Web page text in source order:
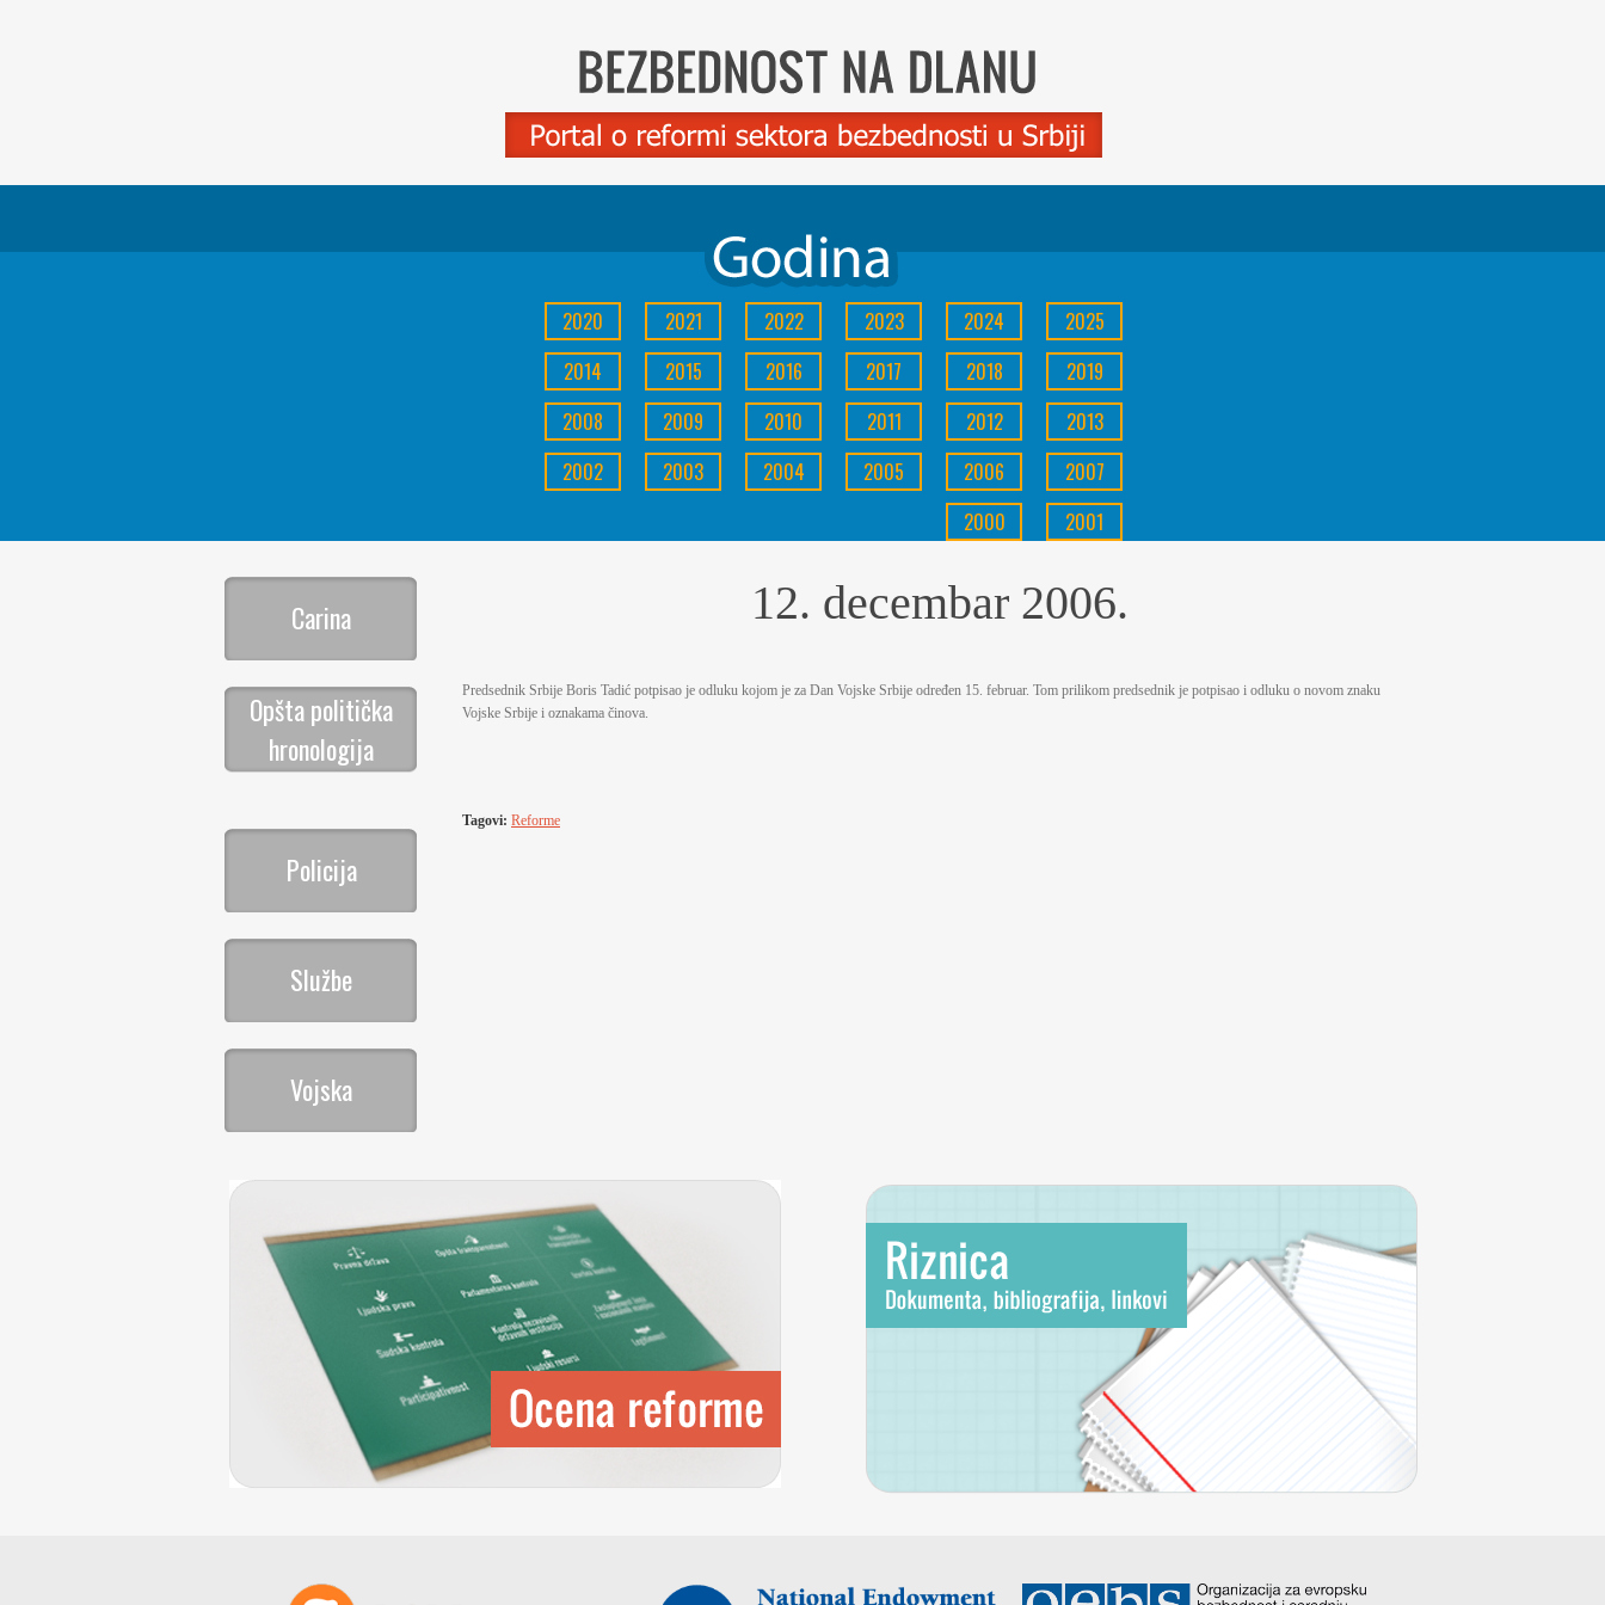
2025
2024
2023
2022
2021
2020
2019
2018
2017
2016
2015
2014
2013
2012
2011
2010
2009
2008
2007
2006
2005
2004
2003
2002
2001
2000
Carina
Opšta politička
hronologija
Policija
Službe
Vojska
12. decembar 2006.
Predsednik Srbije Boris Tadić potpisao je odluku kojom je za Dan Vojske Srbije određen 15. februar. Tom prilikom predsednik je potpisao i odluku o novom znaku
Vojske Srbije i oznakama činova.
Tagovi: Reforme